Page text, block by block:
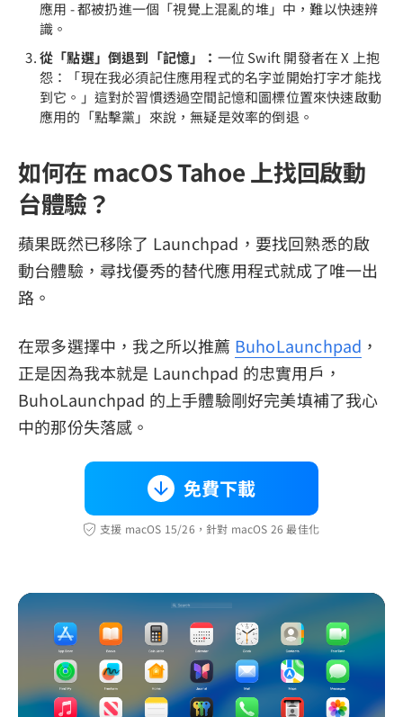
應用 - 都被扔進一個「視覺上混亂的堆」中，難以快速辨
識。
從「點選」倒退到「記憶」： 一位 Swift 開發者在 X 上抱
怨：「現在我必須記住應用程式的名字並開始打字才能找
到它。」這對於習慣透過空間記憶和圖標位置來快速啟動
應用的「點擊黨」來說，無疑是效率的倒退。
如何在 macOS Tahoe 上找回啟動
台體驗？
蘋果既然已移除了 Launchpad，要找回熟悉的啟
動台體驗，尋找優秀的替代應用程式就成了唯一出
路。
在眾多選擇中，我之所以推薦 BuhoLaunchpad ，
正是因為我本就是 Launchpad 的忠實用戶，
BuhoLaunchpad 的上手體驗剛好完美填補了我心
中的那份失落感。
免費下載
支援 macOS 15/26，針對 macOS 26 最佳化